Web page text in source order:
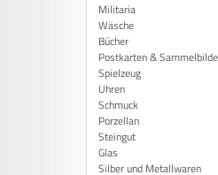
Militaria
Wäsche
Bücher
Postkarten &
Spielzeug
Uhren
Schmuck
Porzellan
Steingut
Glas
Silber und Metallwaren